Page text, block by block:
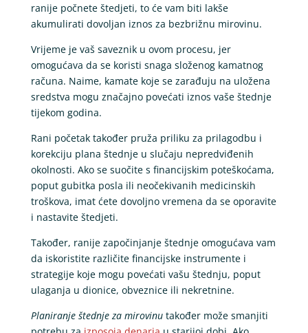
ranije počnete štedjeti, to će vam biti lakše
akumulirati dovoljan iznos za bezbrižnu mirovinu.
Vrijeme je vaš saveznik u ovom procesu, jer
omogućava da se koristi snaga složenog kamatnog
računa. Naime, kamate koje se zarađuju na uložena
sredstva mogu značajno povećati iznos vaše štednje
tijekom godina.
Rani početak također pruža priliku za prilagodbu i
korekciju plana štednje u slučaju nepredviđenih
okolnosti. Ako se suočite s financijskim poteškoćama,
poput gubitka posla ili neočekivanih medicinskih
troškova, imat ćete dovoljno vremena da se oporavite
i nastavite štedjeti.
Također, ranije započinjanje štednje omogućava vam
da iskoristite različite financijske instrumente i
strategije koje mogu povećati vašu štednju, poput
ulaganja u dionice, obveznice ili nekretnine.
Planiranje štednje za mirovinutakođer može smanjiti